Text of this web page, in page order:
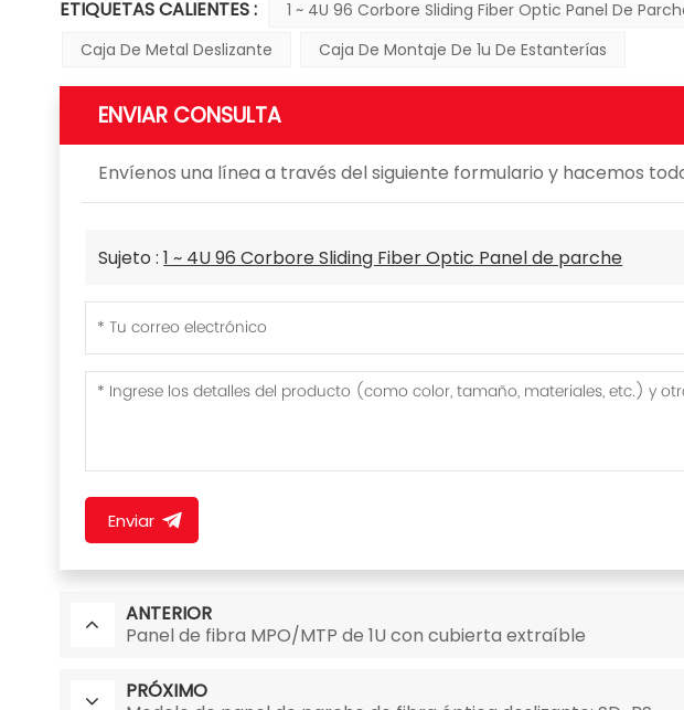
ETIQUETAS CALIENTES : 1 ~ 4U 96 Corbore Sliding Fiber Optic Panel De
Caja De Metal Deslizante
Caja De Montaje De 1u De Estanterías
ENVIAR CONSULTA
Envíenos una línea a través del siguiente formulario y hacemos
Sujeto :1 ~ 4U 96 Corbore Sliding Fiber Optic Panel de parche
Enviar
ANTERIOR
Panel de fibra MPO/MTP de 1U con cubierta extraíble
PRÓXIMO